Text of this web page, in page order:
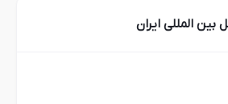
بین المللی ایران